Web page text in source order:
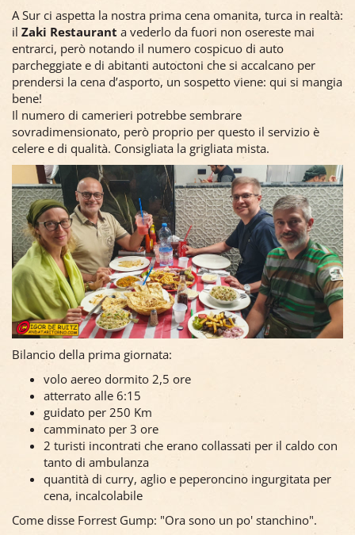
A Sur ci aspetta la nostra prima cena omanita, turca in realtà:
il Zaki Restaurant a vederlo da fuori non osereste mai
entrarci, però notando il numero cospicuo di auto
parcheggiate e di abitanti autoctoni che si accalcano per
prendersi la cena d’asporto, un sospetto viene: qui si mangia
bene!
Il numero di camerieri potrebbe sembrare
sovradimensionato, però proprio per questo il servizio è
celere e di qualità. Consigliata la grigliata mista.
Bilancio della prima giornata:
volo aereo dormito 2,5 ore
atterrato alle 6:15
guidato per 250 Km
camminato per 3 ore
2 turisti incontrati che erano collassati per il caldo con
tanto di ambulanza
quantità di curry, aglio e peperoncino ingurgitata per
cena, incalcolabile
Come disse Forrest Gump: "Ora sono un po' stanchino".